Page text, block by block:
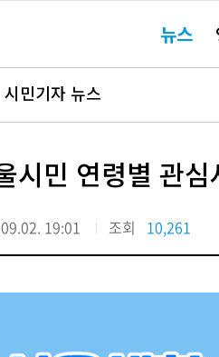
요뉴스
시민기자 뉴스
민 연령별 관심
19:01 조회 10,261